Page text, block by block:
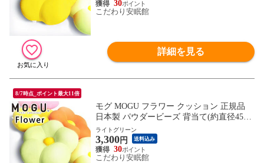
30
こだわり安眠館
詳細を見る
8/7時点_ポイント最大11倍
モグ MOGU フラワー クッション 正規品
日本製 パウダービーズ 背当て(約直径45cm
×高さ11cm ライトグリーン)【10I83397LG
N】
ライトグリーン
3,300円 送料込み
30
こだわり安眠館